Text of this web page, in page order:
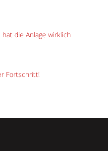
die Anlage wirklich
Fortschritt!